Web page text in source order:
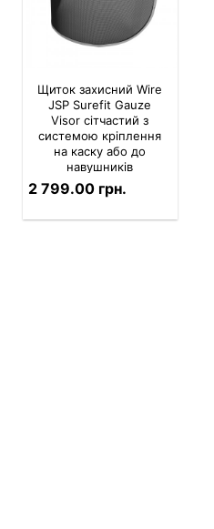
Щиток захисний Wire
JSP Surefit Gauze
Visor сітчастий з
системою кріплення
на каску або до
навушників
2 799.00 грн.